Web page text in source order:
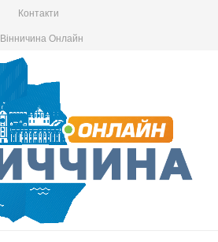
Контакти
Вінничина Онлайн